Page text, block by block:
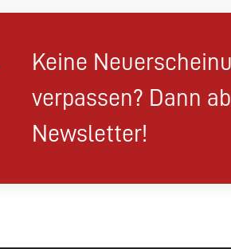
Keine
verpassen? Dann
Newsletter!